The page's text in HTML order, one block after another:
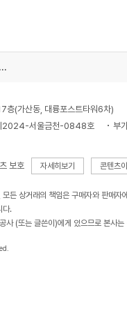
08/03(월) 다나와 개인정보처리방침 개정 안내
(가산동, 대륭포스트타워6차)
2024-서울금천-0848호 부
보호 자세히보기 콘텐츠
든 상거래의 책임은 구매자와 판매자
다.
사 (또는 글쓴이)에게 있으므로 본사